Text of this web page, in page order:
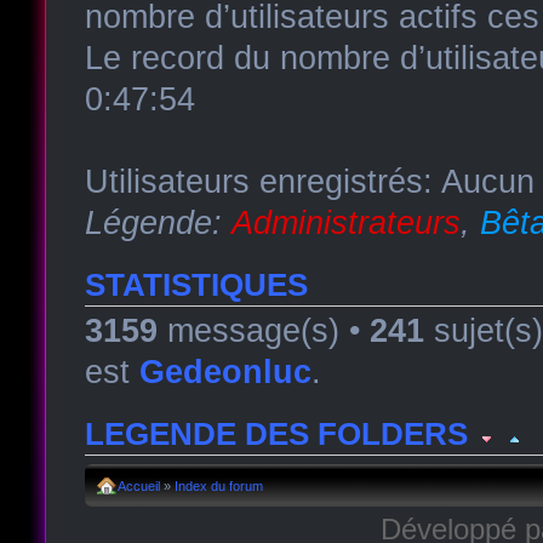
nombre d’utilisateurs actifs
Le record du nombre
0:47:54
Utilisateurs enregistrés:
Légende:Administrateurs,
STATISTIQUES
3159 message(s) • 241
est Gedeonluc.
LEGENDE DES FOLDERS
Forum avec sous-
Accueil » Index du forum
Développé